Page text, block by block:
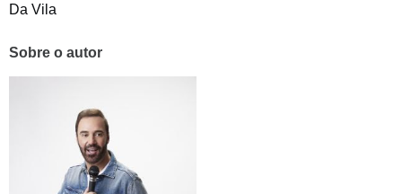
Da Vila
Sobre o autor